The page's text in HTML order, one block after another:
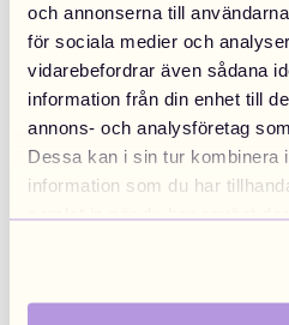
och annonserna till
för sociala medier och
vidarebefordrar även sådana
information från din enhet till
annons- och analysföretag
Dessa kan i sin tur kombinera
information som du har
samlat in när du har använt
Application error: a client-side
browser console for